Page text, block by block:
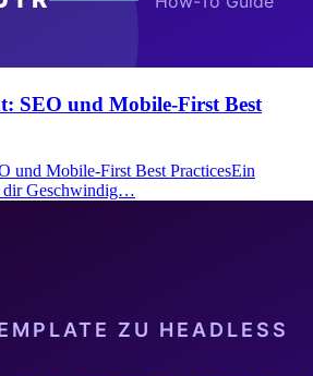
SEO und Mobile-First Best
und Mobile-First Best PracticesEin
dir Geschwindig…